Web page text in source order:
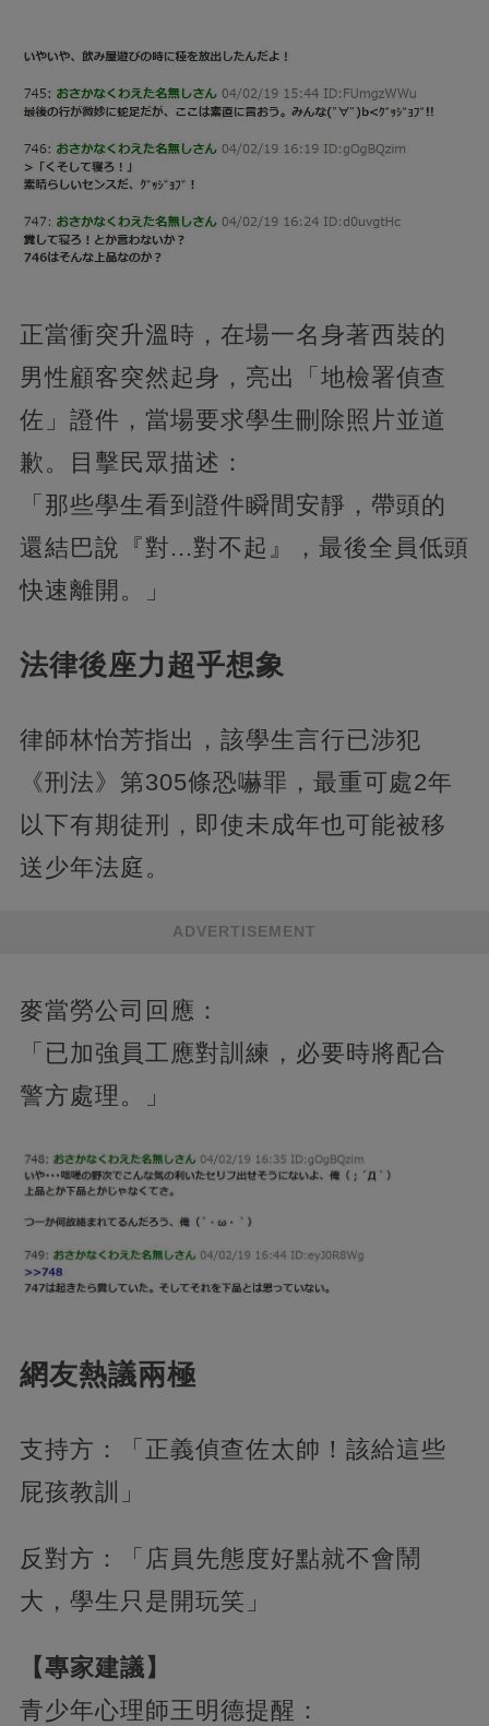
正當衝突升溫時，在場一名身著西裝的
男性顧客突然起身，亮出「地檢署偵查
佐」證件，當場要求學生刪除照片並道
歉。目擊民眾描述：
「那些學生看到證件瞬間安靜，帶頭的
還結巴說『對...對不起』，最後全員低頭
快速離開。」
法律後座力超乎想象
律師林怡芳指出，該學生言行已涉犯
《刑法》第305條恐嚇罪，最重可處2年
以下有期徒刑，即使未成年也可能被移
送少年法庭。
ADVERTISEMENT
麥當勞公司回應：
「已加強員工應對訓練，必要時將配合
警方處理。」
網友熱議兩極
支持方：「正義偵查佐太帥！該給這些
屁孩教訓」
反對方：「店員先態度好點就不會鬧
大，學生只是開玩笑」
【專家建議】
青少年心理師王明德提醒：